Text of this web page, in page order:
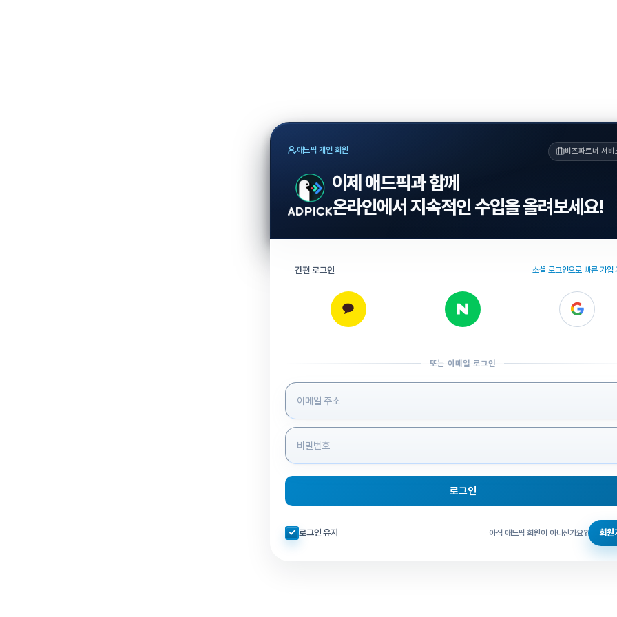
애드픽 개인 회원 비즈파트너 서비
이제 애드픽과 함께
온라인에서 지속적인 수입을 올려보세요!
간편 로그인 소셜 로그인으로 빠른 가입
또는 이메일 로그인
로그인 정보 입력
로그인
자동로그인 체크
로그인 유지 아직 애드픽 회원이 아니신가요? 회원